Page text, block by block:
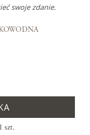
swoje zdanie.
szt.